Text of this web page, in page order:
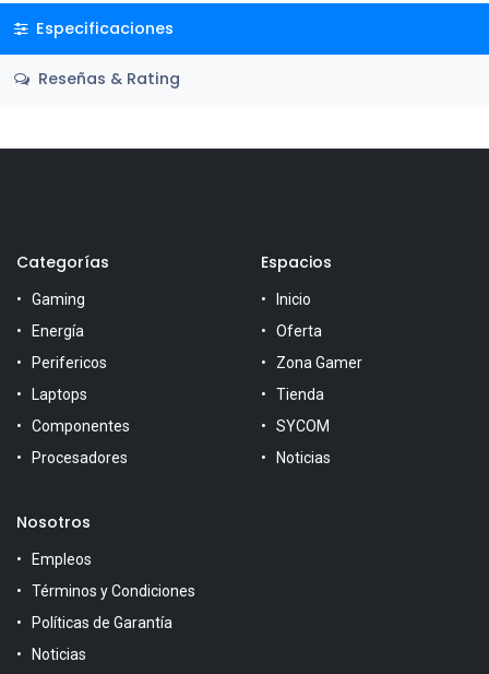
Especificaciones
Reseñas & Rating
Categorías
Gaming
Energía
Perifericos
Laptops
Componentes
Procesadores
Espacios
Inicio
Oferta
Zona Gamer
Tienda
SYCOM
Noticias
Nosotros
Empleos
Términos y Condiciones
Políticas de Garantía
Noticias